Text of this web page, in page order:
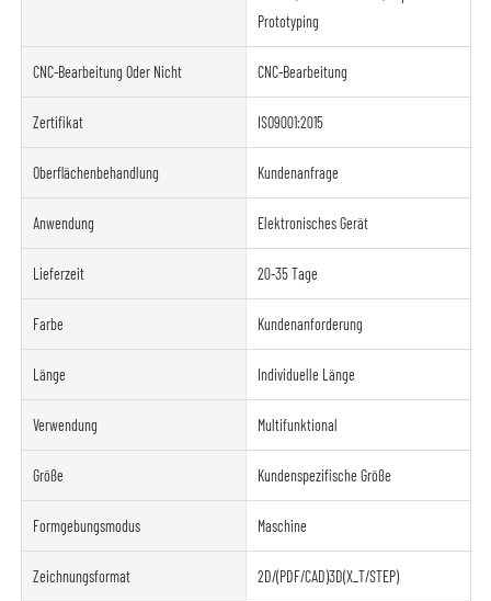
Prototyping
CNC-Bearbeitung Oder Nicht CNC-Bearbeitung
Zertifikat ISO9001:2015
Oberflächenbehandlung Kundenanfrage
Anwendung Elektronisches Gerät
Lieferzeit 20-35 Tage
Farbe Kundenanforderung
Länge Individuelle Länge
Verwendung Multifunktional
Größe Kundenspezifische Größe
Formgebungsmodus Maschine
Zeichnungsformat 2D/(PDF/CAD)3D(X_T/STEP)